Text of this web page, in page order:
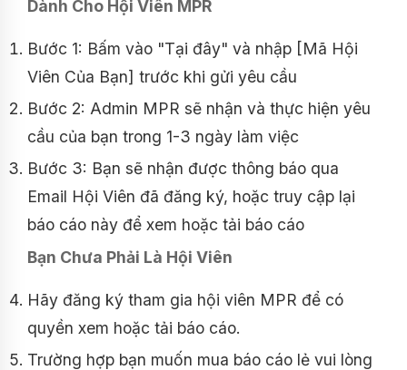
Dành Cho Hội Viên MPR
Bước 1: Bấm vào "Tại đây" và nhập [Mã Hội
Viên Của Bạn] trước khi gửi yêu cầu
Bước 2: Admin MPR sẽ nhận và thực hiện yêu
cầu của bạn trong 1-3 ngày làm việc
Bước 3: Bạn sẽ nhận được thông báo qua
Email Hội Viên đã đăng ký, hoặc truy cập lại
báo cáo này để xem hoặc tải báo cáo
Bạn Chưa Phải Là Hội Viên
Hãy đăng ký tham gia hội viên MPR để có
quyền xem hoặc tải báo cáo.
Trường hợp bạn muốn mua báo cáo lẻ vui lòng